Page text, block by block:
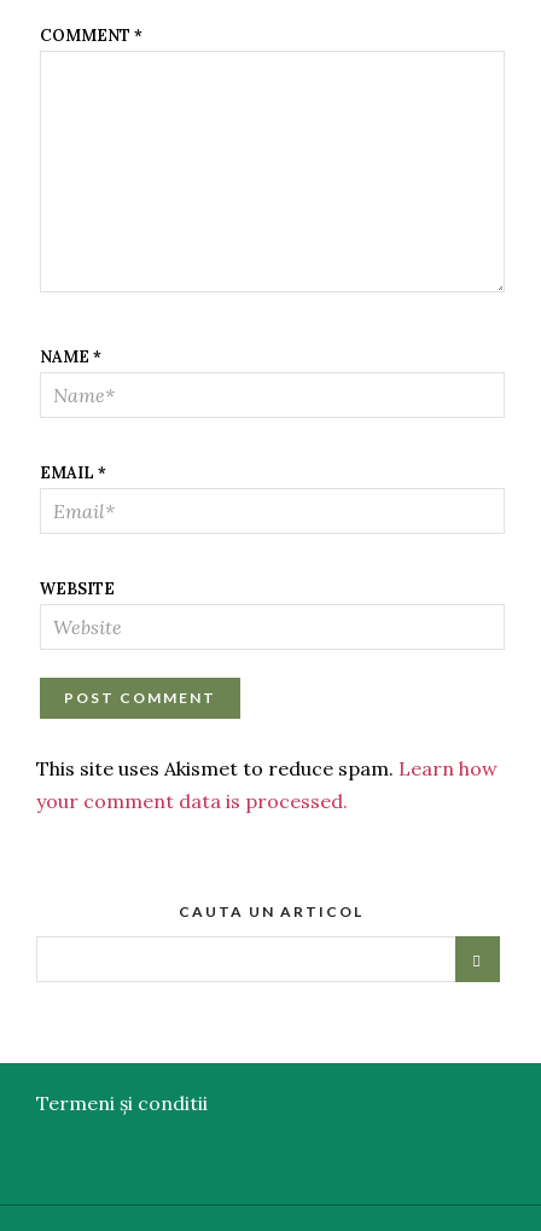
COMMENT *
NAME *
EMAIL *
WEBSITE
This site uses Akismet to reduce spam. Learn how
your comment data is processed.
CAUTA UN ARTICOL
Termeni și conditii